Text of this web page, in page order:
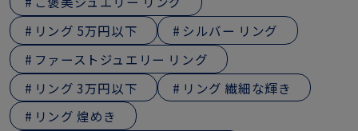
リング 5万円以下
シルバー リング
ファーストジュエリー リング
リング 3万円以下
リング 繊細な輝き
リング 煌めき